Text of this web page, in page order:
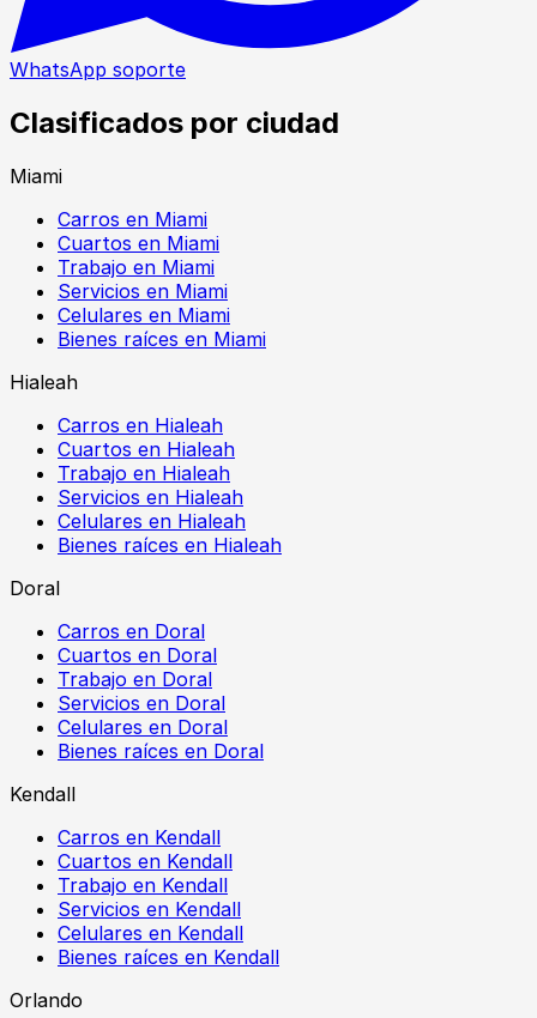
WhatsApp soporte
Clasificados por ciudad
Miami
Carros en Miami
Cuartos en Miami
Trabajo en Miami
Servicios en Miami
Celulares en Miami
Bienes raíces en Miami
Hialeah
Carros en Hialeah
Cuartos en Hialeah
Trabajo en Hialeah
Servicios en Hialeah
Celulares en Hialeah
Bienes raíces en Hialeah
Doral
Carros en Doral
Cuartos en Doral
Trabajo en Doral
Servicios en Doral
Celulares en Doral
Bienes raíces en Doral
Kendall
Carros en Kendall
Cuartos en Kendall
Trabajo en Kendall
Servicios en Kendall
Celulares en Kendall
Bienes raíces en Kendall
Orlando